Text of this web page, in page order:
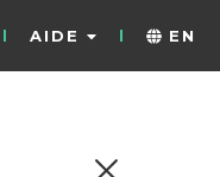
AIDE EN